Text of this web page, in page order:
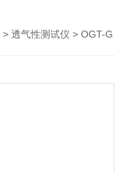
>透气性测试仪 > OGT-G1锂电池隔膜透气度测试仪